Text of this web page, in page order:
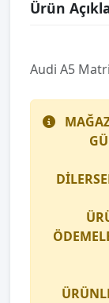
Ürün
Audi A5